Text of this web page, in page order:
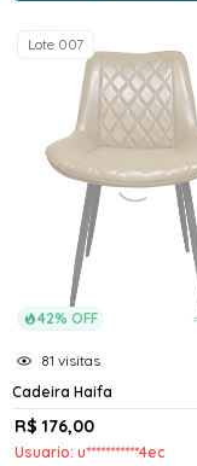
42% OFF
Lote 007
81 visitas
Cadeira Haifa
R$ 176,00
Usuario: u***********4ec